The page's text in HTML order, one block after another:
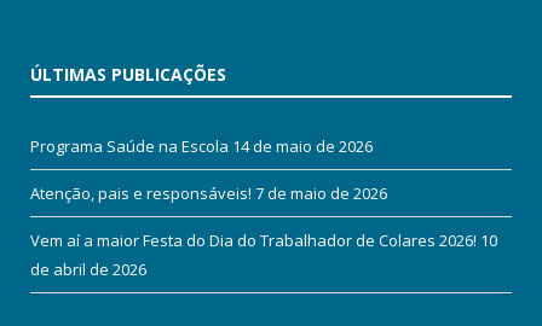
ÚLTIMAS PUBLICAÇÕES
Programa Saúde na Escola 14 de maio de 2026
Atenção, pais e responsáveis! 7 de maio de 2026
Vem aí a maior Festa do Dia do Trabalhador de Colares 2026! 10
de abril de 2026